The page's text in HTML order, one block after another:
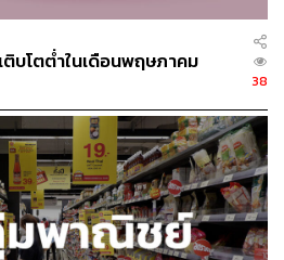
THE AUTHOR
อมูลที่ให้คำแนะนำ วิเคราะห์เจาะลึก
ารลงทุนที่ครอบคลุมทุกผลิตภัณฑ์
ารเงินทั้งในและต่างประเทศ โดยบริษัท
รัพย์ ไทยพาณิชย์ จำกัด หรือ SCBS หา
การลงทุนเพิ่มเติมได้ที่
บโตต่ำในเดือนพฤษภาคม
38